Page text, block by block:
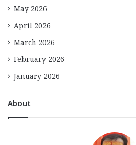
May 2026
April 2026
March 2026
February 2026
January 2026
About